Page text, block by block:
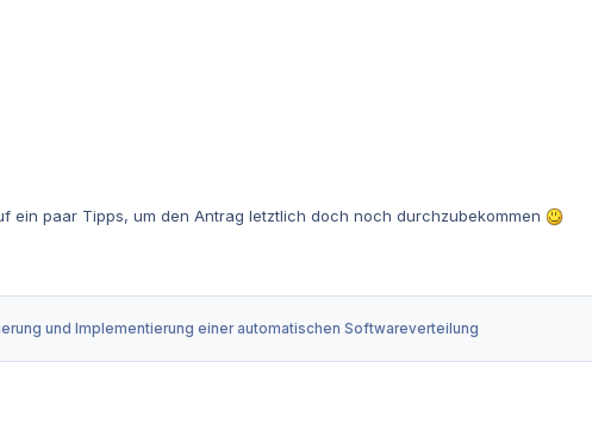
ein paar Tipps, um den Antrag letztlich doch noch durchzubekommen
und Implementierung einer automatischen Softwareverteilung